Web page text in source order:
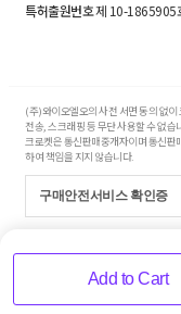
Add to Cart
특허출원번호제 10-1865905
(주)와이오엘오의 사전 서면 동의 없
전송, 스크래핑 등 무단 사용할 수 없습
크로켓은 통신판매중개자이며 통신판
하여 책임을 지지 않습니다.
구매안전서비스 확인증